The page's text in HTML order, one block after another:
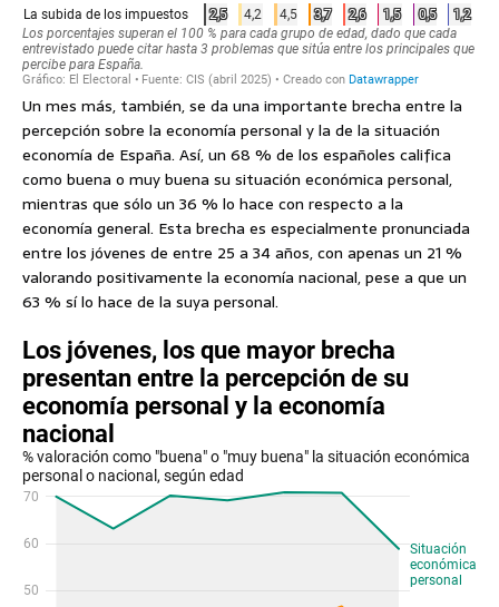
Un mes más, también, se da una importante brecha entre la
percepción sobre la economía personal y la de la situación
economía de España. Así, un 68 % de los españoles califica
como buena o muy buena su situación económica personal,
mientras que sólo un 36 % lo hace con respecto a la
economía general. Esta brecha es especialmente pronunciada
entre los jóvenes de entre 25 a 34 años, con apenas un 21 %
valorando positivamente la economía nacional, pese a que un
63 % sí lo hace de la suya personal.